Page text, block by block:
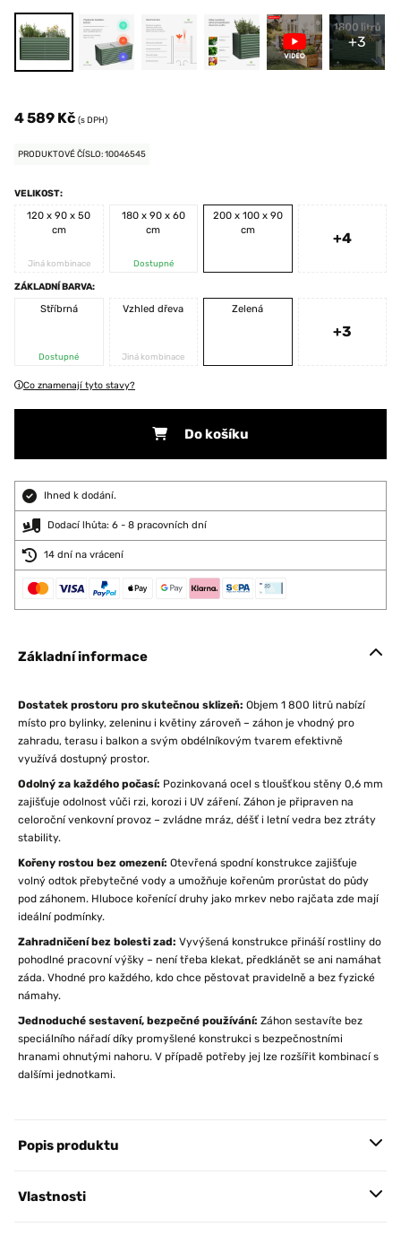
+3
4 589 Kč (s DPH)
PRODUKTOVÉ ČÍSLO: 10046545
VELIKOST:
120 x 90 x 50
cm
Jiná kombinace
180 x 90 x 60
cm
Dostupné
200 x 100 x 90
cm
+4
ZÁKLADNÍ BARVA:
Stříbrná
Dostupné
Vzhled dřeva
Jiná kombinace
Zelená
+3
Co znamenají tyto stavy?
Do košíku
Ihned k dodání.
Dodací lhůta: 6 - 8 pracovních dní
14 dní na vrácení
Základní informace
Dostatek prostoru pro skutečnou sklizeň: Objem 1 800 litrů nabízí
místo pro bylinky, zeleninu i květiny zároveň – záhon je vhodný pro
zahradu, terasu i balkon a svým obdélníkovým tvarem efektivně
využívá dostupný prostor.
Odolný za každého počasí: Pozinkovaná ocel s tloušťkou stěny 0,6 mm
zajišťuje odolnost vůči rzi, korozi i UV záření. Záhon je připraven na
celoroční venkovní provoz – zvládne mráz, déšť i letní vedra bez ztráty
stability.
Kořeny rostou bez omezení: Otevřená spodní konstrukce zajišťuje
volný odtok přebytečné vody a umožňuje kořenům prorůstat do půdy
pod záhonem. Hluboce kořenící druhy jako mrkev nebo rajčata zde mají
ideální podmínky.
Zahradničení bez bolesti zad: Vyvýšená konstrukce přináší rostliny do
pohodlné pracovní výšky – není třeba klekat, předklánět se ani namáhat
záda. Vhodné pro každého, kdo chce pěstovat pravidelně a bez fyzické
námahy.
Jednoduché sestavení, bezpečné používání: Záhon sestavíte bez
speciálního nářadí díky promyšlené konstrukci s bezpečnostními
hranami ohnutými nahoru. V případě potřeby jej lze rozšířit kombinací s
dalšími jednotkami.
Popis produktu
Vlastnosti